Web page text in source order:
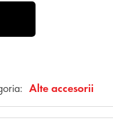
Alte accesorii